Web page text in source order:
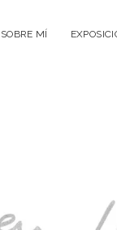
SOBRE MÍ